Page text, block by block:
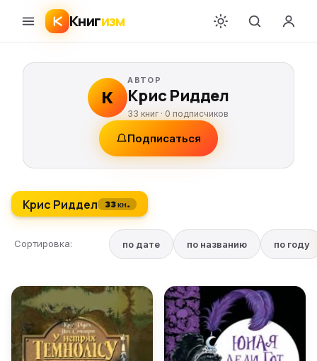
Книгизм
К
АВТОР
Крис Риддел
33 книг ·0 подписчиков
Подписаться
Крис Риддел 33 кн.
Сортировка: по дате по названию по году